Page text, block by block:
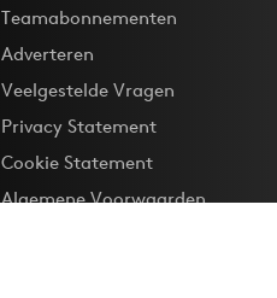
Teamabonnementen
Adverteren
Veelgestelde Vragen
Privacy Statement
Cookie Statement
Algemene Voorwaarden